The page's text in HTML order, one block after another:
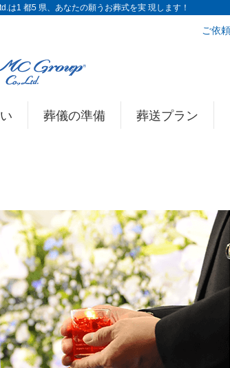
は1 都5 県、あなたの願うお葬式を実 現します！
ご依
葬儀の準備 葬送プラン